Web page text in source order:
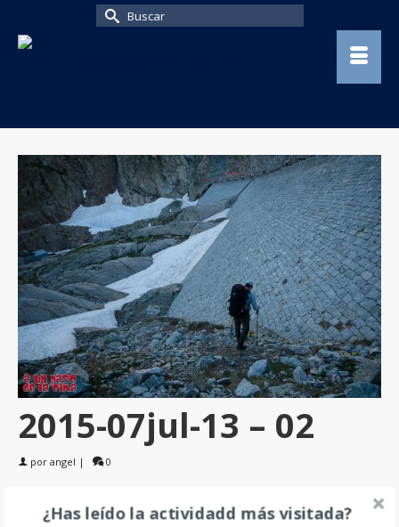
Buscar
2015-07jul-13 – 02
por angel | 0
¿Has leído la actividadd más visitada?